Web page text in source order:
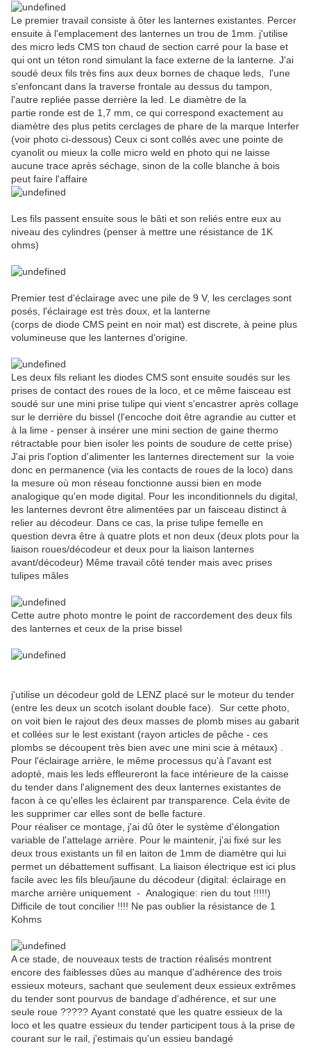
Le premier travail consiste à ôter les lanternes existantes. Percer
ensuite à l'emplacement des lanternes un trou de 1mm. j'utilise
des micro leds CMS ton chaud de section carré pour la base et
qui ont un téton rond simulant la face externe de la lanterne. J'ai
soudé deux fils très fins aux deux bornes de chaque leds, l'une
s'enfoncant dans la traverse frontale au dessus du tampon,
l'autre repliée passe derrière la led. Le diamètre de la
partie ronde est de 1,7 mm, ce qui correspond exactement au
diamètre des plus petits cerclages de phare de la marque Interfer
(voir photo ci-dessous) Ceux ci sont collés avec une pointe de
cyanolit ou mieux la colle micro weld en photo qui ne laisse
aucune trace après séchage, sinon de la colle blanche à bois
peut faire l'affaire
Les fils passent ensuite sous le bâti et son reliés entre eux au
niveau des cylindres (penser à mettre une résistance de 1K
ohms)
Premier test d'éclairage avec une pile de 9 V, les cerclages sont
posés, l'éclairage est très doux, et la lanterne
(corps de diode CMS peint en noir mat) est discrete, à peine plus
volumineuse que les lanternes d'origine.
Les deux fils reliant les diodes CMS sont ensuite soudés sur les
prises de contact des roues de la loco, et ce même faisceau est
soudé sur une mini prise tulipe qui vient s'encastrer après collage
sur le derrière du bissel (l'encoche doit être agrandie au cutter et
à la lime - penser à insérer une mini section de gaine thermo
rétractable pour bien isoler les points de soudure de cette prise)
J'ai pris l'option d'alimenter les lanternes directement sur la voie
donc en permanence (via les contacts de roues de la loco) dans
la mesure où mon réseau fonctionne aussi bien en mode
analogique qu'en mode digital. Pour les inconditionnels du digital,
les lanternes devront être alimentées par un faisceau distinct à
relier au décodeur. Dans ce cas, la prise tulipe femelle en
question devra être à quatre plots et non deux (deux plots pour la
liaison roues/décodeur et deux pour la liaison lanternes
avant/décodeur) Même travail côté tender mais avec prises
tulipes mâles
Cette autre photo montre le point de raccordement des deux fils
des lanternes et ceux de la prise bissel
j'utilise un décodeur gold de LENZ placé sur le moteur du tender
(entre les deux un scotch isolant double face). Sur cette photo,
on voit bien le rajout des deux masses de plomb mises au gabarit
et collées sur le lest existant (rayon articles de pêche - ces
plombs se découpent très bien avec une mini scie à métaux) .
Pour l'éclairage arrière, le même processus qu'à l'avant est
adopté, mais les leds effleureront la face intérieure de la caisse
du tender dans l'alignement des deux lanternes existantes de
facon à ce qu'elles les éclairent par transparence. Cela évite de
les supprimer car elles sont de belle facture.
Pour réaliser ce montage, j'ai dû ôter le système d'élongation
variable de l'attelage arrière. Pour le maintenir, j'ai fixé sur les
deux trous existants un fil en laiton de 1mm de diamètre qui lui
permet un débattement suffisant. La liaison électrique est ici plus
facile avec les fils bleu/jaune du décodeur (digital: éclairage en
marche arrière uniquement - Analogique: rien du tout !!!!!)
Difficile de tout concilier !!!! Ne pas oublier la résistance de 1
Kohms
A ce stade, de nouveaux tests de traction réalisés montrent
encore des faiblesses dûes au manque d'adhérence des trois
essieux moteurs, sachant que seulement deux essieux extrêmes
du tender sont pourvus de bandage d'adhérence, et sur une
seule roue ????? Ayant constaté que les quatre essieux de la
loco et les quatre essieux du tender participent tous à la prise de
courant sur le rail, j'estimais qu'un essieu bandagé